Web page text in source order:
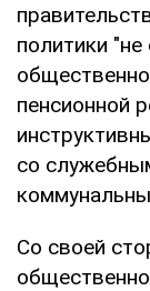
политики
пенсионной
со
Со своей